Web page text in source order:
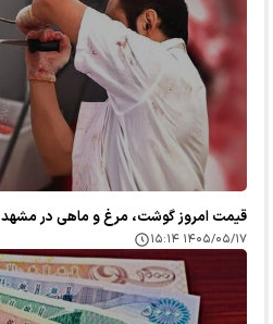
قیمت امروز گوشت، مرغ و ماهی در مشهد
۱۴۰۵/۰۵/۱۷ ۱۵:۱۴